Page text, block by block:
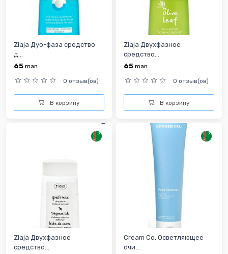
Ziaja Дуо-фаза средство
д...
65 man
0 отзыв(ов)
В корзину
Ziaja Двухфазное
средство...
65 man
0 отзыв(ов)
В корзину
Ziaja Двухфазное
средство...
Cream Co. Осветляющее
очи...